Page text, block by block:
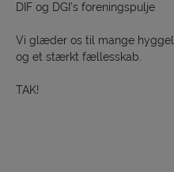
DIF og DGI’s foreningspulje
Vi glæder os til mange
og et stærkt fællesskab.
TAK!